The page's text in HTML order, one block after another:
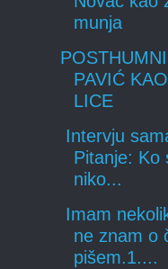
munja
PAVIĆ
LICE
Intervju
Pitanje: Ko
niko...
Imam
ne znam o
pišem.1....